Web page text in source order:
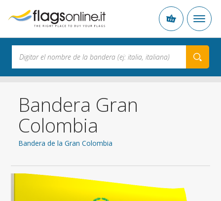
Bandera Gran
Colombia
Bandera de la Gran Colombia